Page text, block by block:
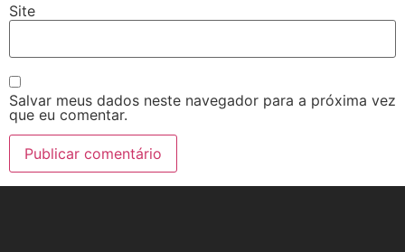
Site
Salvar meus dados neste navegador para a próxima vez
que eu comentar.